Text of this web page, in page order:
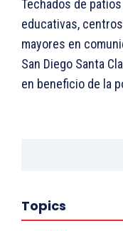
Techados de
educativas,
mayores en
San Diego Santa
en beneficio de la
Topics